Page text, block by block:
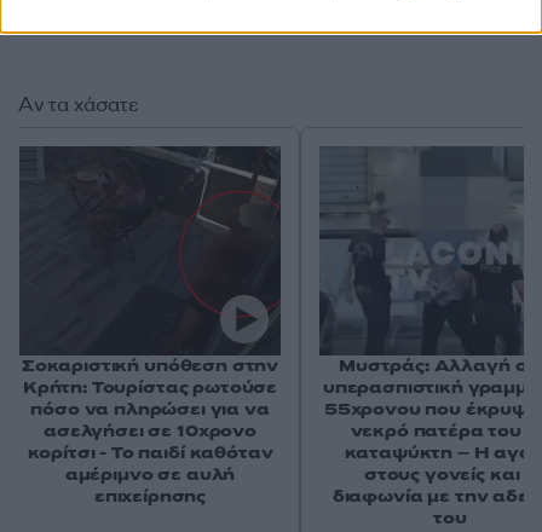
Αν τα χάσατε
Σοκαριστική υπόθεση στην
Κρήτη: Τουρίστας ρωτούσε
πόσο να πληρώσει για να
ασελγήσει σε 10χρονο
κορίτσι - Το παιδί καθόταν
αμέριμνο σε αυλή
επιχείρησης
Μυστράς: Αλλαγή
υπερασπιστική
55χρονου που έκρυψε
νεκρό πατέρα του
καταψύκτη – Η
στους γονείς και η
διαφωνία με την
του